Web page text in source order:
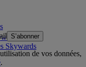
Skywards
S’abonner
de vos données,
.